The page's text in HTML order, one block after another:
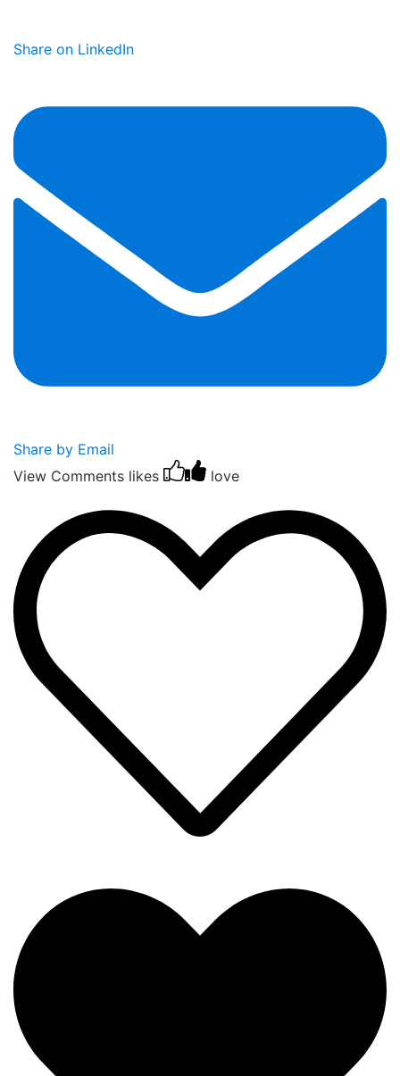
Share on LinkedIn
Share by Email
View Comments likes love